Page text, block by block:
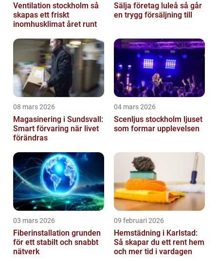
Ventilation stockholm så
skapas ett friskt
inomhusklimat året runt
Sälja företag luleå så går
en trygg försäljning till
08 mars 2026
Magasinering i Sundsvall:
Smart förvaring när livet
förändras
04 mars 2026
Scenljus stockholm ljuset
som formar upplevelsen
03 mars 2026
Fiberinstallation grunden
för ett stabilt och snabbt
nätverk
09 februari 2026
Hemstädning i Karlstad:
Så skapar du ett rent hem
och mer tid i vardagen